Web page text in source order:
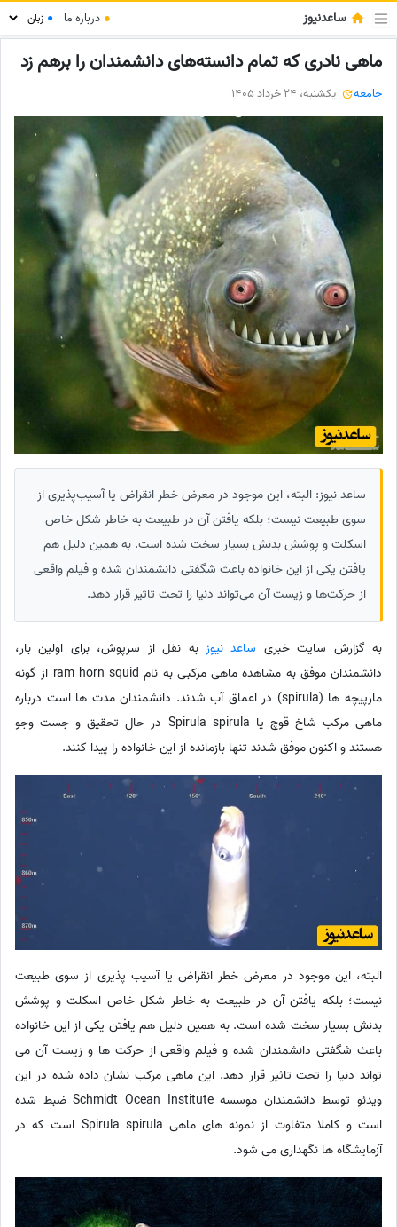
ساعدنیوز ● درباره ما ●
ماهی نادری که تمام دانسته‌های دانشمندان را برهم زد
جامعه یکشنبه، 24 خرداد 1405
ساعد نیوز: البته، این موجود در معرض خطر انقراض یا آسیب‌پذیری از
سوی طبیعت نیست؛ بلکه یافتن آن در طبیعت به خاطر شکل خاص
اسکلت و پوشش بدنش بسیار سخت شده است. به همین دلیل هم
یافتن یکی از این خانواده باعث شگفتی دانشمندان شده و فیلم واقعی
از حرکت‌ها و زیست آن می‌تواند دنیا را تحت تاثیر قرار دهد.
به گزارش سایت خبری ساعد نیوزبه نقل از سرپوش، برای اولین بار،
دانشمندان موفق به مشاهده ماهی مرکبی به نام ram horn squid از گونه
مارپیچه ها (spirula) در اعماق آب شدند. دانشمندان مدت ها است درباره
ماهی مرکب شاخ قوچ یا Spirula spirula در حال تحقیق و جست وجو
هستند و اکنون موفق شدند تنها بازمانده از این خانواده را پیدا کنند.
البته، این موجود در معرض خطر انقراض یا آسیب پذیری از سوی طبیعت
نیست؛ بلکه یافتن آن در طبیعت به خاطر شکل خاص اسکلت و پوشش
بدنش بسیار سخت شده است. به همین دلیل هم یافتن یکی از این خانواده
باعث شگفتی دانشمندان شده و فیلم واقعی از حرکت ها و زیست آن می
تواند دنیا را تحت تاثیر قرار دهد. این ماهی مرکب نشان داده شده در این
ویدئو توسط دانشمندان موسسه Schmidt Ocean Institute ضبط شده
است و کاملا متفاوت از نمونه های ماهی Spirula spirula است که در
آزمایشگاه ها نگهداری می شود.